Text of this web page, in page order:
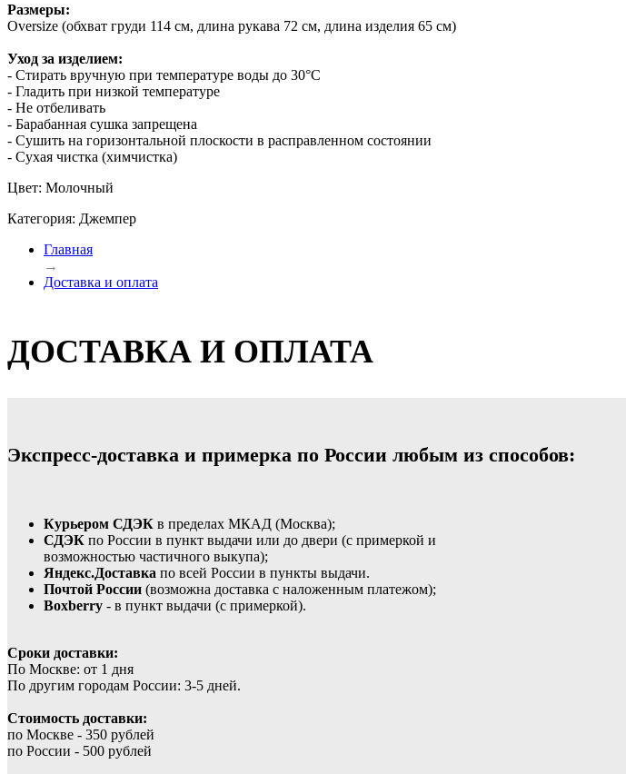
Размеры:
Oversize (обхват груди 114 см, длина рукава 72 см, длина изделия 65 см)
Уход за изделием:
- Стирать вручную при температуре воды до 30°C
- Гладить при низкой температуре
- Не отбеливать
- Барабанная сушка запрещена
- Сушить на горизонтальной плоскости в расправленном состоянии
- Сухая чистка (химчистка)
Цвет: Молочный
Категория: Джемпер
Главная
→
Доставка и оплата
ДОСТАВКА И ОПЛАТА
Экспресс-доставка и примерка по России любым из способов:
Курьером СДЭК в пределах МКАД (Москва);
СДЭК по России в пункт выдачи или до двери (с примеркой и
возможностью частичного выкупа);
Яндекс.Доставка по всей России в пункты выдачи.
Почтой России (возможна доставка с наложенным платежом);
Boxberry - в пункт выдачи (с примеркой).
Сроки доставки:
По Москве: от 1 дня
По другим городам России: 3-5 дней.
Стоимость доставки:
по Москве - 350 рублей
по России - 500 рублей